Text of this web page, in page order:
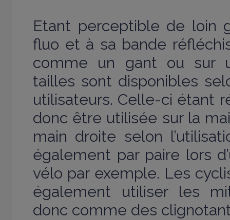
Etant perceptible de loin
fluo et à sa bande
comme un gant ou sur
tailles sont disponibles
utilisateurs. Celle-ci étant
donc être utilisée sur la
main droite selon
également par paire lors
vélo par exemple. Les
également utiliser les
donc comme des